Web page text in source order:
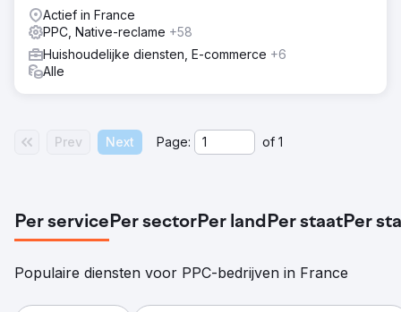
Actief in France
PPC, Native-reclame +58
Huishoudelijke diensten, E-commerce +6
Alle
Prev Next Page: of 1
Per servicePer sectorPer landPer staatPer
Populaire diensten voor PPC-bedrijven in France